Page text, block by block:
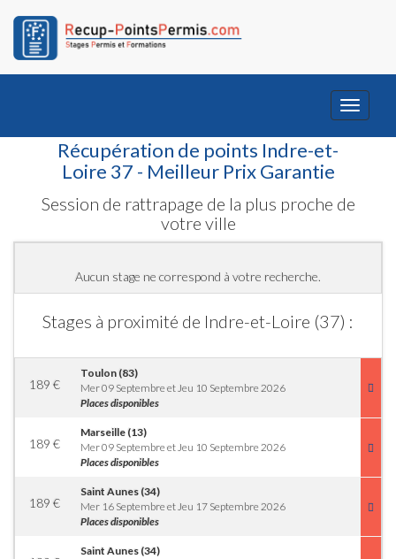
Toggle
Récupération de points Indre-et-
Loire 37 - Meilleur Prix Garantie
Session de rattrapage de la plus proche de
votre ville
Aucun stage ne correspond à votre recherche.
Stages à proximité de Indre-et-Loire (37) :
189 €
Toulon (83)
Mer 09 Septembre et Jeu 10 Septembre 2026
Places disponibles
189 €
Marseille (13)
Mer 09 Septembre et Jeu 10 Septembre 2026
Places disponibles
189 €
Saint Aunes (34)
Mer 16 Septembre et Jeu 17 Septembre 2026
Places disponibles
Saint Aunes (34)